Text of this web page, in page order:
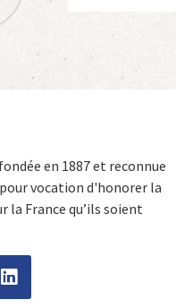
en 1887 et reconnue
vocation d'honorer la
la France qu’ils soient